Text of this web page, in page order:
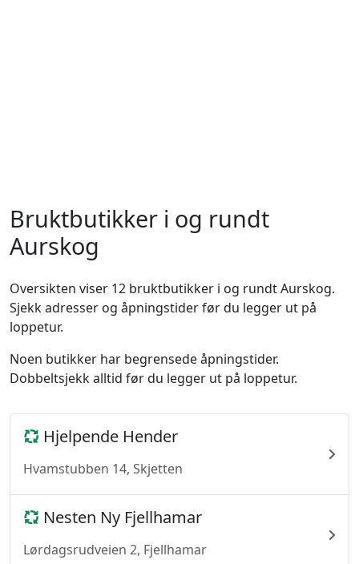
Bruktbutikker i og rundt
Aurskog
Oversikten viser 12 bruktbutikker i og rundt Aurskog.
Sjekk adresser og åpningstider før du legger ut på
loppetur.
Noen butikker har begrensede åpningstider.
Dobbeltsjekk alltid før du legger ut på loppetur.
Hjelpende Hender
Hvamstubben 14, Skjetten
Nesten Ny Fjellhamar
Lørdagsrudveien 2, Fjellhamar